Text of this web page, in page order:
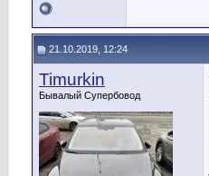
21.10.2019, 12:24
Timurkin
Бывалый Супербовод